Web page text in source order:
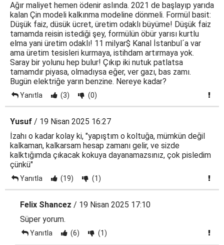
Ağır maliyet hemen ödenir aslında. 2021 de başlayıp yarıda
kalan Çin modeli kalkınma modeline dönmeli. Formül basit:
Düşük faiz, düsük ücret, üretim odaklı büyüme! Düşük faiz
tamamda reisin istediği şey, formülün öbür yarısı kurtlu
elma yani üretim odaklı! 11 milyar$ Kanal İstanbul´a var
ama üretim tesisleri kurmaya, istihdam artırmaya yok.
Saray bir yolunu hep bulur! Çıkıp iki nutuk patlatsa
tamamdır piyasa, olmadıysa eğer, ver gazı, bas zamı.
Bugün elektriğe yarın benzine. Nereye kadar?
Yanıtla (3) (0)
Yusuf / 19 Nisan 2025 16:27
İzahı o kadar kolay ki, "yapıştım o koltuğa, mümkün değil
kalkaman, kalkarsam hesap zamanı gelir, ve sizde
kalktığımda çıkacak kokuya dayanamazsınız, çok pisledim
çünkü"
Yanıtla (19) (1)
Felix Shancez / 19 Nisan 2025 17:10
Süper yorum.
Yanıtla (6) (1)